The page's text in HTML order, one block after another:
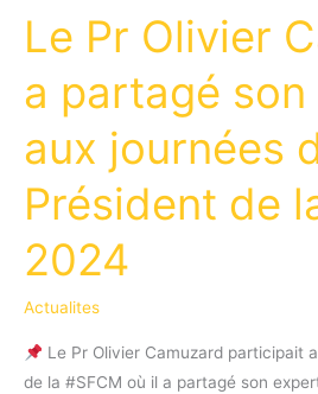
Le Pr Olivier
a partagé
aux journées
Président de
2024
Actualites
Le Pr Olivier Camuzard participait
de la #SFCM où il a partagé son